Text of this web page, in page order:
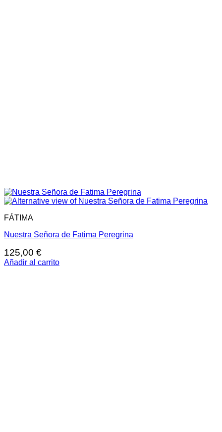
FÁTIMA
Nuestra Señora de Fatima Peregrina
125,00 €
Añadir al carrito